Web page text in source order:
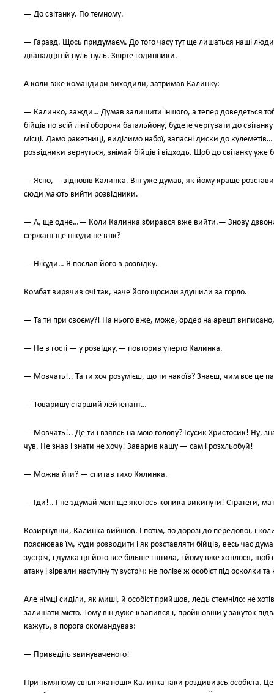
— До світанку. По темному.
— Гаразд. Щось придумаєм. До того часу тут ще лишаться наші
дванадцятій нуль-нуль. Звірте годинники.
А коли вже командири виходили, затримав Калинку:
— Калинко, зажди… Думав залишити іншого, а тепер доведеться
бійців по всій лінії оборони батальйону, будете чергувати до
місці. Дамо ракетниці, виділимо набої, запасні диски до
розвідники вернуться, знімай бійців і відходь. Щоб до світанку уже
— Ясно,— відповів Калинка. Він уже думав, як йому краще
сюди мають вийти розвідники.
— А, ще одне…— Коли Калинка збирався вже вийти.— Знову
сержант ще нікуди не втік?
— Нікуди… Я послав його в розвідку.
Комбат вирячив очі так, наче його щосили здушили за горло.
— Та ти при своєму?! На нього вже, може, ордер на арешт виписано,
— Не в гості — у розвідку,— повторив уперто Калинка.
— Мовчать!.. Та ти хоч розумієш, що ти накоїв? Знаєш, чим все це
— Товаришу старший лейтенант…
— Мовчать!.. Де ти і взявсь на мою голову? Ісусик Христосик! Ну,
чув. Не знав і знати не хочу! Заварив кашу — сам і розхльобуй!
— Можна йти? — спитав тихо Кялинка.
— Іди!.. І не здумай мені ще якогось коника викинути! Стратеги,
Козирнувши, Калинка вийшов. І потім, по дорозі до передової, і
пояснював їм, куди розводити і як розставляти бійців, весь час
зустріч, і думка ця його все більше гнітила, і йому вже хотілося,
атаку і зірвали наступну ту зустріч: не полізе ж особіст під осколки та
Але німці сиділи, як миші, й особіст прийшов, ледь стемніло: не
залишати місто. Тому він дуже квапився і, пройшовши у закуток
кажуть, з порога скомандував:
— Приведіть звинуваченого!
При тьмяному світлі «катюші» Калинка таки роздививсь